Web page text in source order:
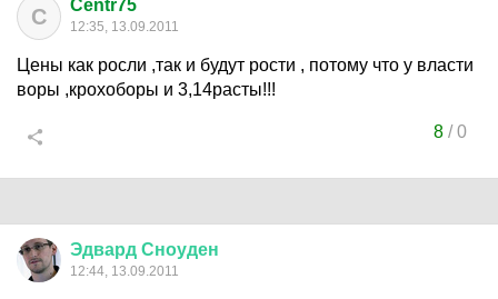
C Centr75
12:35, 13.09.2011
Цены как росли ,так и будут рости , потому что у власти
воры ,крохоборы и 3,14расты!!!
8/0
Эдвард Сноуден
12:44, 13.09.2011